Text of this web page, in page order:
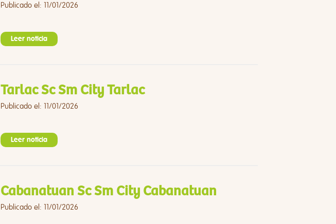
Publicado el: 11/01/2026
Leer noticia
Tarlac Sc Sm City Tarlac
Publicado el: 11/01/2026
Leer noticia
Cabanatuan Sc Sm City Cabanatuan
Publicado el: 11/01/2026